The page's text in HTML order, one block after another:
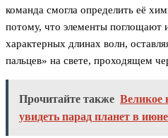
команда смогла определить её
потому, что элементы поглощают
характерных длинах волн,
пальцев» на свете, проходящем
Прочитайте также Великое
увидеть парад планет в июне